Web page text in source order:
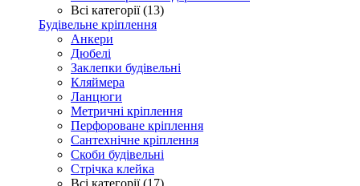
Всі категорії (13)
Будівельне кріплення
Анкери
Дюбелі
Заклепки будівельні
Кляймера
Ланцюги
Метричні кріплення
Перфороване кріплення
Сантехнічне кріплення
Скоби будівельні
Стрічка клейка
Всі категорії (17)